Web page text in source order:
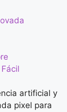
artificial y
pixel para